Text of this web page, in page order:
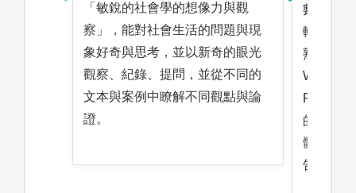
「敏銳的社會學的想像力與觀
察」，能對社會生活的問題與現
象好奇與思考，並以新奇的眼光
觀察、紀錄、提問，並從不同的
文本與案例中瞭解不同觀點與論
證。
數字資
較，進
熟悉文
Word、
R，會讓
的寫作
體如
告更精